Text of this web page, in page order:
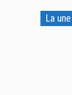
La une